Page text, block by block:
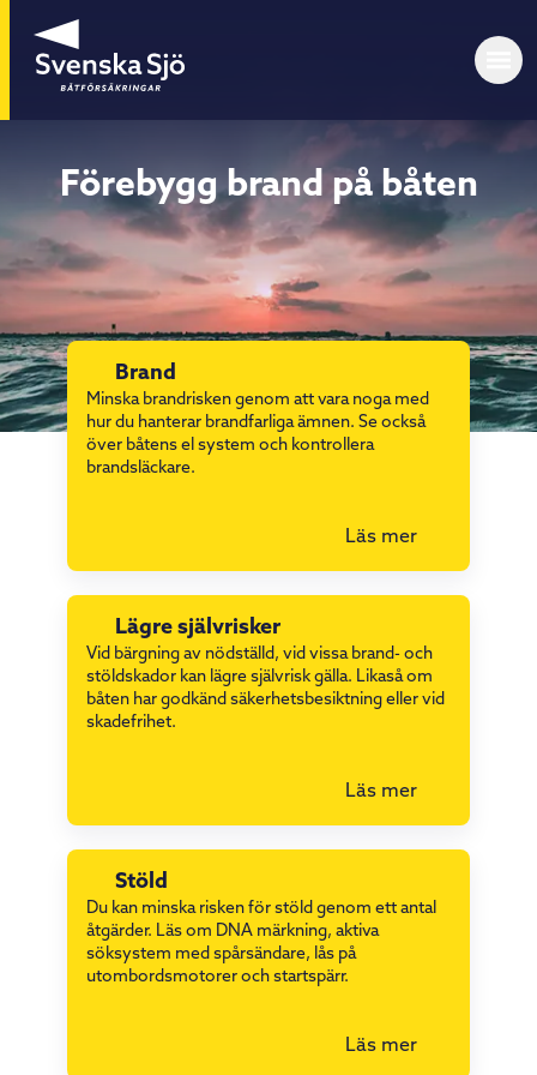
Förebygg brand på båten
Brand
Minska brandrisken genom att vara noga med
hur du hanterar brandfarliga ämnen. Se också
över båtens el system och kontrollera
brandsläckare.
Läs mer
Lägre självrisker
Vid bärgning av nödställd, vid vissa brand- och
stöldskador kan lägre självrisk gälla. Likaså om
båten har godkänd säkerhetsbesiktning eller vid
skadefrihet.
Läs mer
Stöld
Du kan minska risken för stöld genom ett antal
åtgärder. Läs om DNA märkning, aktiva
söksystem med spårsändare, lås på
utombordsmotorer och startspärr.
Läs mer